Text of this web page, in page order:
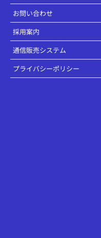
お問い合わせ
採用案内
通信販売システム
プライバシーポリシー